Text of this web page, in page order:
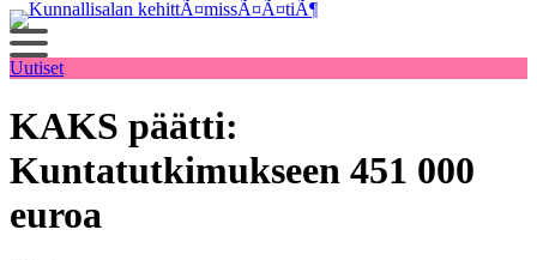
Siirry
sisältöön
Uutiset
KAKS päätti:
Kuntatutkimukseen 451 000
euroa